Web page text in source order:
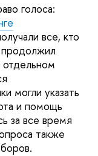
голоса:
все, кто
продолжил
могли указать
и помощь
за все время
также